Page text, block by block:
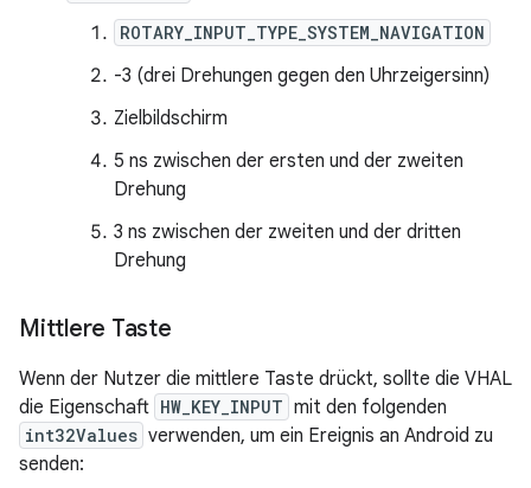
ROTARY_INPUT_TYPE_SYSTEM_NAVIGATION
-3 (drei Drehungen gegen den Uhrzeigersinn)
Zielbildschirm
5 ns zwischen der ersten und der zweiten
Drehung
3 ns zwischen der zweiten und der dritten
Drehung
Mittlere Taste
Wenn der Nutzer die mittlere Taste drückt, sollte die VHAL
die Eigenschaft HW_KEY_INPUT mit den folgenden
int32Values verwenden, um ein Ereignis an Android zu
senden: